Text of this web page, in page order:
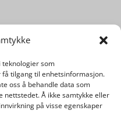
teknologier som
tilgang til enhetsinformasjon.
oss å behandle data som
nettstedet. Å ikke samtykke eller
på visse egenskaper